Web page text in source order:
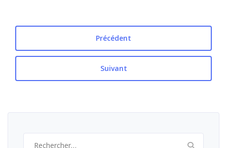
Précédent
Suivant